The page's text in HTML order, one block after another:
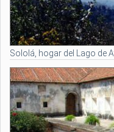
Sololá, hogar del Lago de